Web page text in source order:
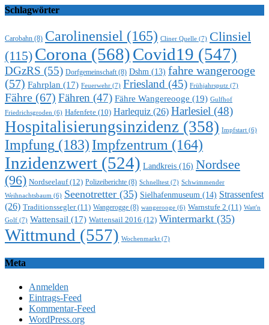
Schlagwörter
Carobahn (8) Carolinensiel (165) Cliner Quelle (7) Clinsiel
(115) Corona (568)Covid19 (547)
DGzRS (55) Dorfgemeinschaft(8) Dshm (13) fahre wangerooge
(57) Fahrplan (17) Feuerwehr (7) Friesland (45) Frühjahrsputz (7)
Fähre (67) Fähren (47) Fähre Wangereooge (19) Gulfhof
Friedrichsgroden (6) Hafenfete (10) Harlequiz (26) Harlesiel (48)
Hospitalisierungsinzidenz (358) Impfstart (6)
Impfung (183) Impfzentrum (164)
Inzidenzwert (524) Landkreis (16) Nordsee
(96) Nordseelauf(12) Polizeiberichte (8) Schnelltest (7) Schwimmender
Weihnachtsbaum (6) Seenotretter (35) Sielhafenmuseum (14) Strassenfest
(26) Traditionssegler(11) Wangerogge (8) wangerooge (6) Warnstufe 2 (11) Watt'n
Golf (7) Wattensail (17) Wattensail 2016 (12) Wintermarkt (35)
Wittmund (557) Wochenmarkt (7)
Meta
Anmelden
Eintrags-Feed
Kommentar-Feed
WordPress.org